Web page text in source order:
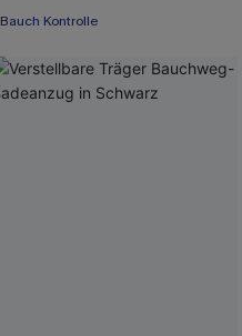
Bauch Kontrolle